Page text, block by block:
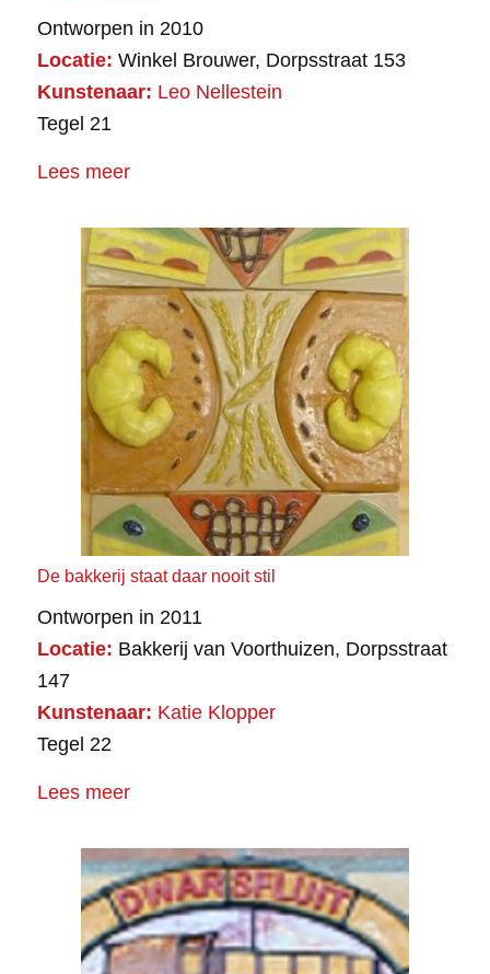
Ontworpen in 2010
Locatie: Winkel Brouwer, Dorpsstraat 153
Kunstenaar: Leo Nellestein
Tegel 21
Lees meer
De bakkerij staat daar nooit stil
Ontworpen in 2011
Locatie: Bakkerij van Voorthuizen, Dorpsstraat
147
Kunstenaar: Katie Klopper
Tegel 22
Lees meer